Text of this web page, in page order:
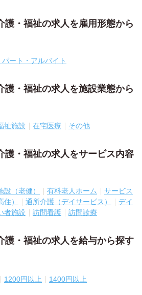
護・福祉の求人を雇用形態から
ート・アルバイト
護・福祉の求人を施設業態から
祉施設 在宅医療 その他
護・福祉の求人をサービス内容
（老健） 有料老人ホーム
サービス
）
通所介護（デイサービス）
デイ
者施設 訪問看護 訪問診療
護・福祉の求人を給与から探す
1200円以上 1400円以上